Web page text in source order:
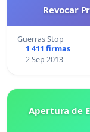
Revocar
Guerras Stop
1 411 firmas
2 Sep 2013
Apertura de